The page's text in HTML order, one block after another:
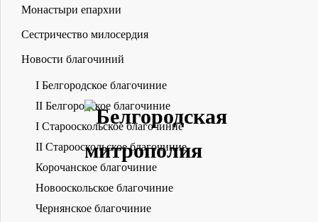
Монастыри епархии
Сестричество милосердия
Новости благочиний
I Белгородское благочиние
II Белгородское благочиние
I Старооскольское благочиние
II Старооскольское благочиние
Корочанское благочиние
Новооскольское благочиние
Чернянское благочиние